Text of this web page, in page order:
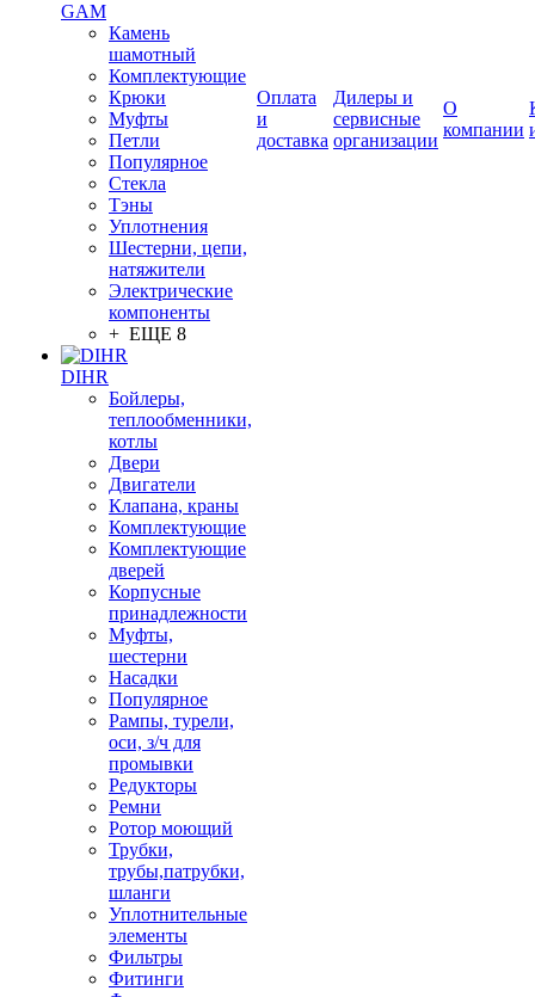
GAM
Камень
шамотный
Комплектующие
Крюки
Муфты
Петли
Популярное
Стекла
Тэны
Уплотнения
Шестерни, цепи,
натяжители
Электрические
компоненты
+ ЕЩЕ 8
DIHR
Бойлеры,
теплообменники,
котлы
Двери
Двигатели
Клапана, краны
Комплектующие
Комплектующие
дверей
Корпусные
принадлежности
Муфты,
шестерни
Насадки
Популярное
Рампы, турели,
оси, з/ч для
промывки
Редукторы
Ремни
Ротор моющий
Трубки,
трубы,патрубки,
шланги
Уплотнительные
элементы
Фильтры
Фитинги
Оплата
и
доставка
Дилеры и
сервисные
организации
О
компании